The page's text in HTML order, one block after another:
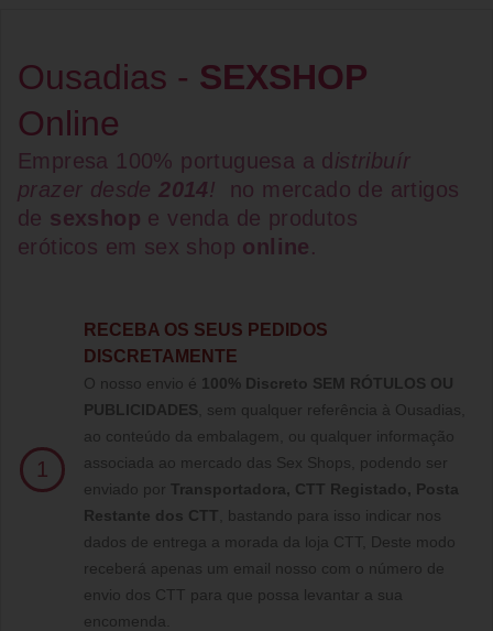
Ousadias - SEXSHOP
Online
Empresa 100% portuguesa a d istribuír
prazer desde2014!
no mercado de artigos
de sexshop e venda de produtos
eróticos em sex shop online.
1
RECEBA OS SEUS PEDIDOS
DISCRETAMENTE
O nosso envio é 100% Discreto SEM RÓTULOS OU
PUBLICIDADES , sem qualquer referência à Ousadias,
ao conteúdo da embalagem, ou qualquer informação
associada ao mercado das Sex Shops, podendo ser
enviado por Transportadora, CTT Registado, Posta
Restante dos CTT , bastando para isso indicar nos
dados de entrega a morada da loja CTT, Deste modo
receberá apenas um email nosso com o número de
envio dos CTT para que possa levantar a sua
encomenda.